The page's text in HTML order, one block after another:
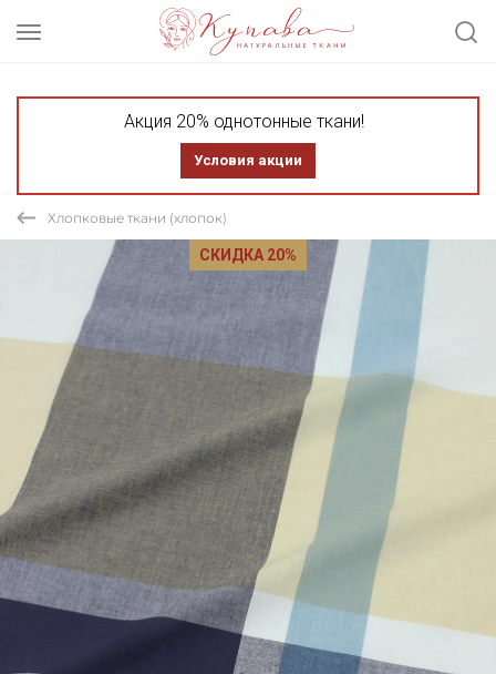
Акция 20% однотонные ткани!
Условия акции
Хлопковые ткани (хлопок)
СКИДКА 20%